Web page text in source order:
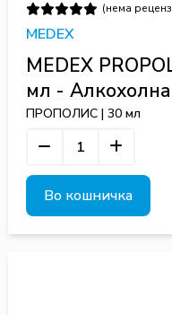
(нема
MEDEX
MEDEX
мл -
ПРОПОЛИС | 30 мл
Во кошничка